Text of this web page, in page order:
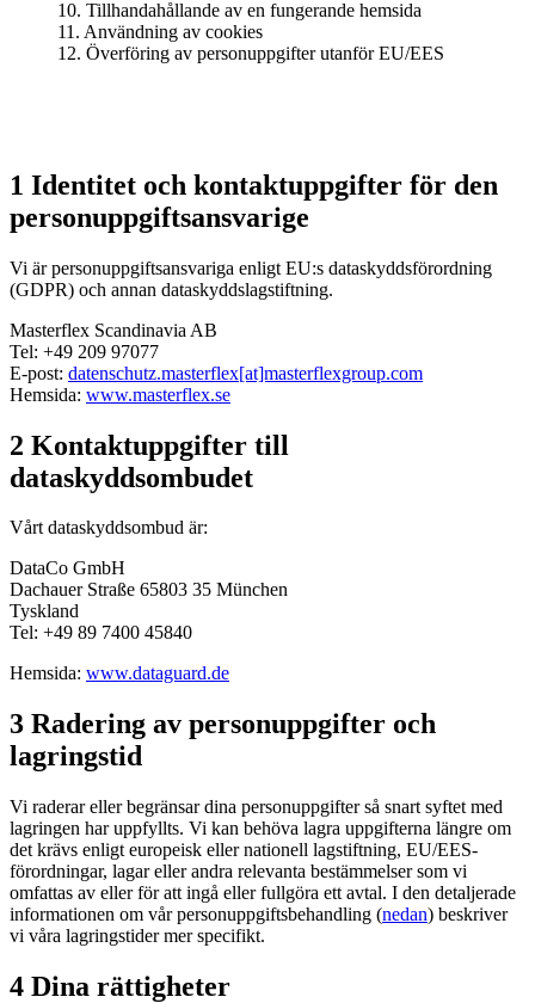
10. Tillhandahållande av en fungerande hemsida
11. Användning av cookies
12. Överföring av personuppgifter utanför EU/EES
1 Identitet och kontaktuppgifter för den
personuppgiftsansvarige
Vi är personuppgiftsansvariga enligt EU:s dataskyddsförordning
(GDPR) och annan dataskyddslagstiftning.
Masterflex Scandinavia AB
Tel: +49 209 97077
E-post: datenschutz.masterflex[at]masterflexgroup.com
Hemsida: www.masterflex.se
2 Kontaktuppgifter till
dataskyddsombudet
Vårt dataskyddsombud är:
DataCo GmbH
Dachauer Straße 65803 35 München
Tyskland
Tel: +49 89 7400 45840
Hemsida: www.dataguard.de
3 Radering av personuppgifter och
lagringstid
Vi raderar eller begränsar dina personuppgifter så snart syftet med
lagringen har uppfyllts. Vi kan behöva lagra uppgifterna längre om
det krävs enligt europeisk eller nationell lagstiftning, EU/EES-
förordningar, lagar eller andra relevanta bestämmelser som vi
omfattas av eller för att ingå eller fullgöra ett avtal. I den detaljerade
informationen om vår personuppgiftsbehandling (nedan) beskriver
vi våra lagringstider mer specifikt.
4 Dina rättigheter